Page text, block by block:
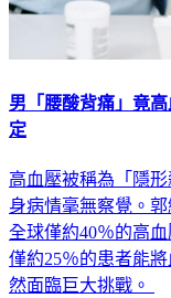
男「腰酸背痛」竟
定
高血壓被稱為「隱
身病情毫無察覺。
全球僅約40％的高
僅約25％的患者能
然面臨巨大挑戰。